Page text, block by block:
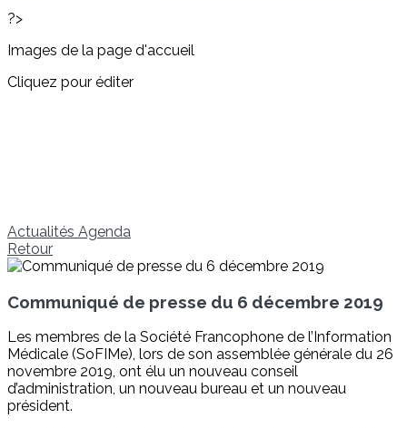
?>
Images de la page d'accueil
Cliquez pour éditer
Actualités Agenda
Retour
Communiqué de presse du 6 décembre 2019
Les membres de la Société Francophone de l’Information
Médicale (SoFIMe), lors de son assemblée générale du 26
novembre 2019, ont élu un nouveau conseil
d’administration, un nouveau bureau et un nouveau
président.